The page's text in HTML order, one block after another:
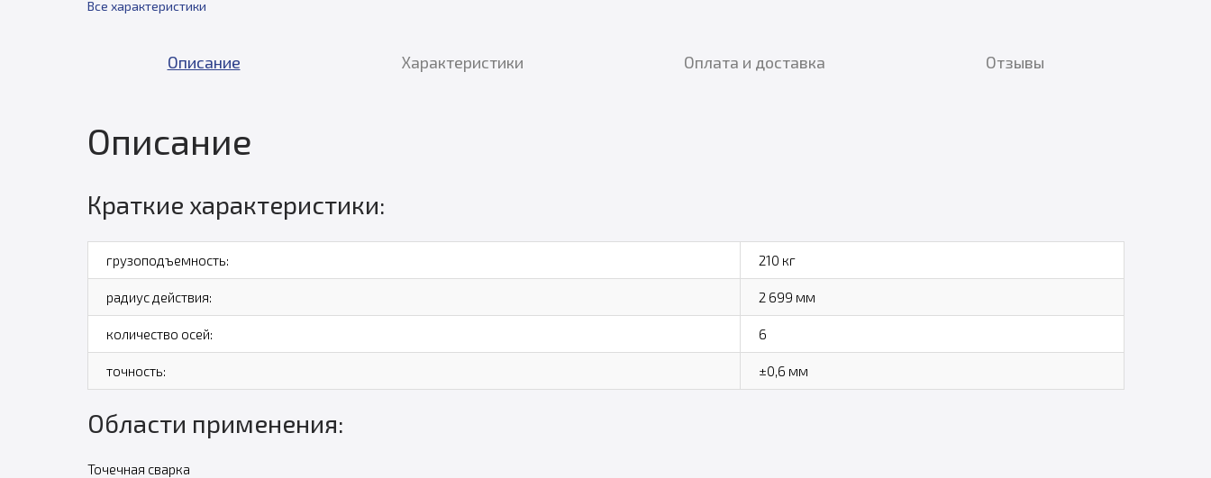
Все характеристики
Описание Характеристики Оплата и доставка Отзывы
Описание
Краткие характеристики:
грузоподъемность: 210 кг
радиус действия: 2 699 мм
количество осей: 6
точность: ±0,6 мм
Области применения:
Точечная сварка